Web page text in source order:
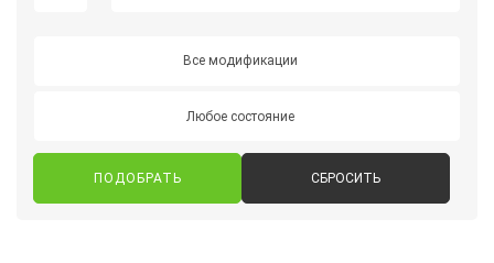
Все модификации
Любое состояние
СБРОСИТЬ